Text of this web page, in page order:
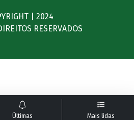
Últimas Mais lidas
| 2024
RESERVADOS